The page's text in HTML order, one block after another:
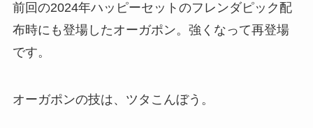
前回の2024年ハッピーセットのフレンダピック配
布時にも登場したオーガポン。強くなって再登場
です。
オーガポンの技は、ツタこんぼう。